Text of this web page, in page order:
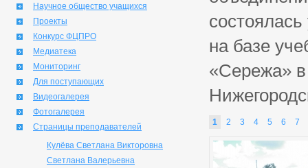
Научное общество учащихся
Проекты
Конкурс ФЦПРО
Медиатека
Мониторинг
Для поступающих
Видеогалерея
Фотогалерея
Страницы преподавателей
Кулёва Светлана Викторовна
Светлана Валерьевна
на базе
«Сережа»
1 2 3 4 5 6 7